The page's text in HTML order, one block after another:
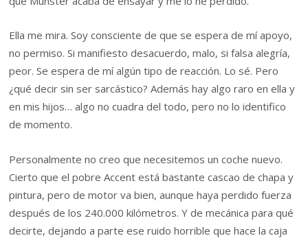
Ella me mira. Soy consciente de que se espera de mí apoyo,
no permiso. Si manifiesto desacuerdo, malo, si falsa alegría,
peor. Se espera de mí algún tipo de reacción. Lo sé. Pero
¿qué decir sin ser sarcástico? Además hay algo raro en ella y
en mis hijos… algo no cuadra del todo, pero no lo identifico
de momento.
Personalmente no creo que necesitemos un coche nuevo.
Cierto que el pobre Accent está bastante cascao de chapa y
pintura, pero de motor va bien, aunque haya perdido fuerza
después de los 240.000 kilómetros. Y de mecánica para qué
decirte, dejando a parte ese ruido horrible que hace la caja